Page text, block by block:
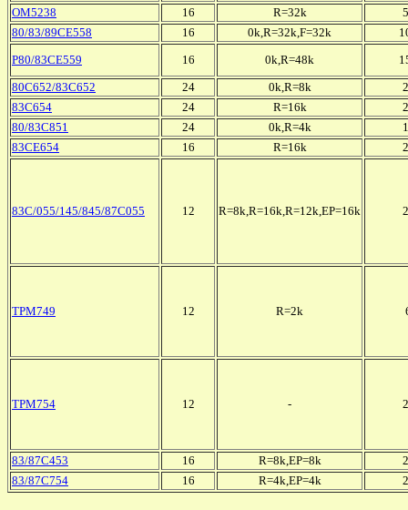
OM5238
16 R=32k
80/83/89CE558
16 0k,R=32k,F=32k
P80/83CE559
16 0k,R=48k
80C652/83C652
24 0k,R=8k
83C654
24 R=16k
80/83C851
24 0k,R=4k
83CE654
16 R=16k
83C/055/145/845/87C055 12 R=8k,R=16k,R=12k,EP=16k
TPM749 12 R=2k
TPM754 12 -
83/87C453 16 R=8k,EP=8k
83/87C754
16 R=4k,EP=4k